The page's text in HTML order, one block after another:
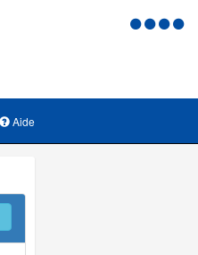
Menu
Aide